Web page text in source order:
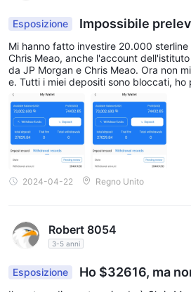
Esposizione Impossibile
Mi hanno fatto investire 20.000
Chris Meao, anche l'account
da JP Morgan e Chris Meao. Ora non
e. Tutti i miei depositi sono bloccati, ho
2024-04-22 Regno Unito
Robert 8054
3-5 anni
Esposizione
Ho $32616, ma
e